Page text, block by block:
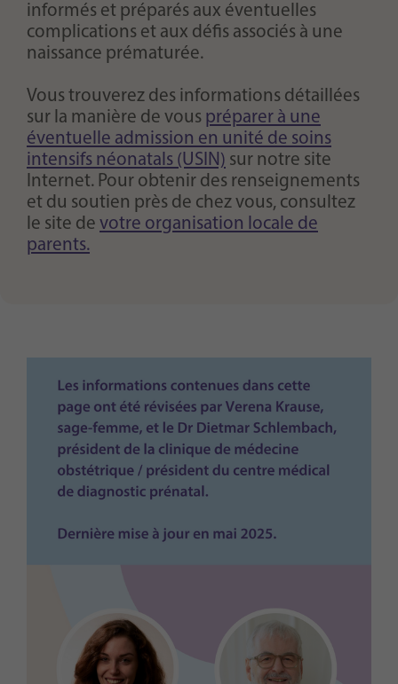
informés et préparés aux éventuelles
complications et aux défis associés à une
naissance prématurée.
Vous trouverez des informations détaillées
sur la manière de vous préparer à une
éventuelle admission en unité de soins
intensifs néonatals (USIN) sur notre site
Internet. Pour obtenir des renseignements
et du soutien près de chez vous, consultez
le site de votre organisation locale de
parents.